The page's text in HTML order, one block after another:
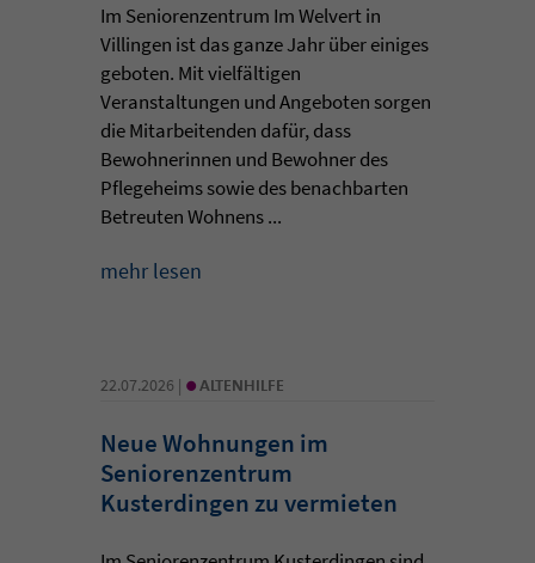
Im Seniorenzentrum Im Welvert in
Villingen ist das ganze Jahr über einiges
geboten. Mit vielfältigen
Veranstaltungen und Angeboten sorgen
die Mitarbeitenden dafür, dass
Bewohnerinnen und Bewohner des
Pflegeheims sowie des benachbarten
Betreuten Wohnens ...
mehr lesen
22.07.2026 | • ALTENHILFE
Neue Wohnungen im
Seniorenzentrum
Kusterdingen zu vermieten